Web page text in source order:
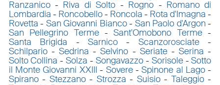
Ranzanico- Riva di Solto - Rogno - Romano di
Lombardia - Roncobello- Roncola - Rota d'Imagna -
Rovetta - San Giovanni Bianco- San Paolo d'Argon -
San Pellegrino Terme-Sant'Omobono Terme-
Santa Brigida - Sarnico - Scanzorosciate-
Schilpario- Sedrina -Selvino - Seriate-Serina -
Solto Collina -Solza - Songavazzo- Sorisole-Sotto
il Monte Giovanni XXIII - Sovere-Spinone al Lago -
Spirano- Stezzano- Strozza - Suisio- Taleggio-